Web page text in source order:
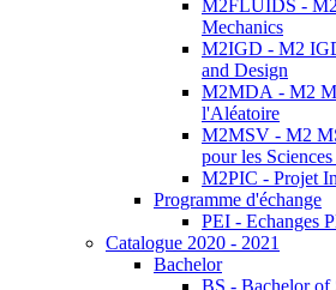
M2FLUIDS -
Mechanics
M2IGD - M2
and Design
M2MDA - M2
l'Aléatoire
M2MSV - M2
pour les
M2PIC - Projet
Programme d'échange
PEI - Echanges
Catalogue 2020 - 2021
Bachelor
BS - Bachelor of